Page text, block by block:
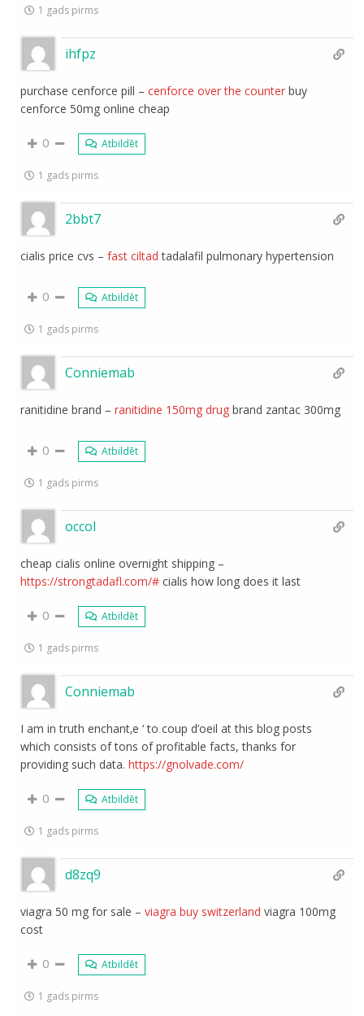
1 gads pirms
ihfpz
purchase cenforce pill –cenforce over the counter buy
cenforce 50mg online cheap
0 Atbildēt
1 gads pirms
2bbt7
cialis price cvs –fast ciltad tadalafil pulmonary hypertension
0 Atbildēt
1 gads pirms
Conniemab
ranitidine brand –ranitidine 150mg drug brand zantac 300mg
0 Atbildēt
1 gads pirms
occol
cheap cialis online overnight shipping –
https://strongtadafl.com/# cialis how long does it last
0 Atbildēt
1 gads pirms
Conniemab
I am in truth enchant‚e ‘ to coup d’oeil at this blog posts
which consists of tons of profitable facts, thanks for
providing such data.https://gnolvade.com/
0 Atbildēt
1 gads pirms
d8zq9
viagra 50 mg for sale –viagra buy switzerland viagra 100mg
cost
0 Atbildēt
1 gads pirms